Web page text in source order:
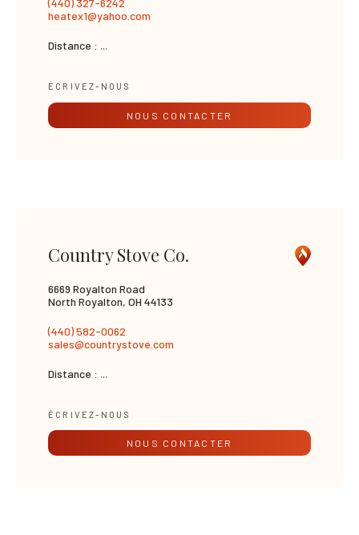
(440) 327-6242
heatex1@yahoo.com
Distance : ...
ÉCRIVEZ-NOUS
NOUS CONTACTER
Country Stove Co.
6669 Royalton Road
North Royalton, OH 44133
(440) 582-0062
sales@countrystove.com
Distance : ...
ÉCRIVEZ-NOUS
NOUS CONTACTER